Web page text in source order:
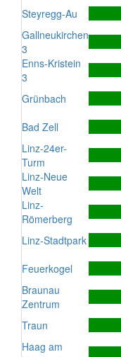
Steyregg-Au
Gallneukirchen
3
Enns-Kristein
3
Grünbach
Bad Zell
Linz-24er-
Turm
Linz-Neue
Welt
Linz-
Römerberg
Linz-Stadtpark
Feuerkogel
Braunau
Zentrum
Traun
Haag am